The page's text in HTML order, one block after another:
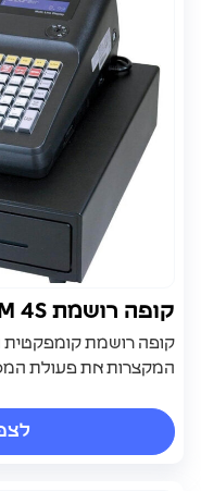
קופה רושמת SAM 4S דגם ER 260
המקצרות את פעולת